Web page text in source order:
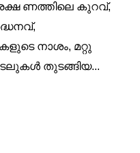
ണത്തിലെ കുറവ്,
നാശം, മറ്റു
തുടങ്ങിയ...